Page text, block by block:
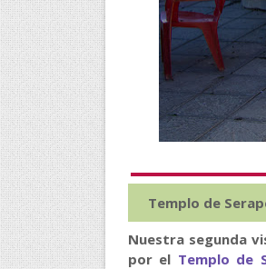
Templo de
Nuestra segunda
por el Templo de